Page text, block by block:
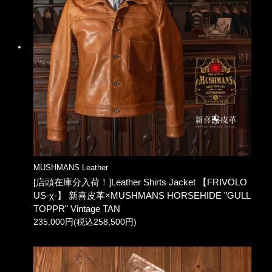
MUSHMANS Leather
[店頭在庫分入荷！]Leather Shirts Jacket 【FRIVOLO
US-χ-】 新喜皮革×MUSHMANS HORSEHIDE "GULL
TOPPR" Vintage TAN
235,000円(税込258,500円)